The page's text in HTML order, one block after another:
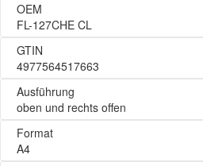
OEM
FL-127CHE CL
GTIN
4977564517663
Ausführung
oben und rechts offen
Format
A4